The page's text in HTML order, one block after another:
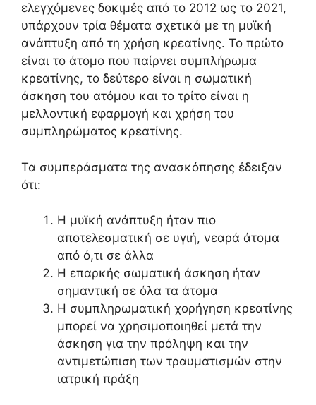
ελεγχόμενες δοκιμές από το 2012 ως το 2021,
υπάρχουν τρία θέματα σχετικά με τη μυϊκή
ανάπτυξη από τη χρήση κρεατίνης. Το πρώτο
είναι το άτομο που παίρνει συμπλήρωμα
κρεατίνης, το δεύτερο είναι η σωματική
άσκηση του ατόμου και το τρίτο είναι η
μελλοντική εφαρμογή και χρήση του
συμπληρώματος κρεατίνης.
Τα συμπεράσματα της ανασκόπησης έδειξαν
ότι:
Η μυϊκή ανάπτυξη ήταν πιο
αποτελεσματική σε υγιή, νεαρά άτομα
από ό,τι σε άλλα
Η επαρκής σωματική άσκηση ήταν
σημαντική σε όλα τα άτομα
Η συμπληρωματική χορήγηση κρεατίνης
μπορεί να χρησιμοποιηθεί μετά την
άσκηση για την πρόληψη και την
αντιμετώπιση των τραυματισμών στην
ιατρική πράξη